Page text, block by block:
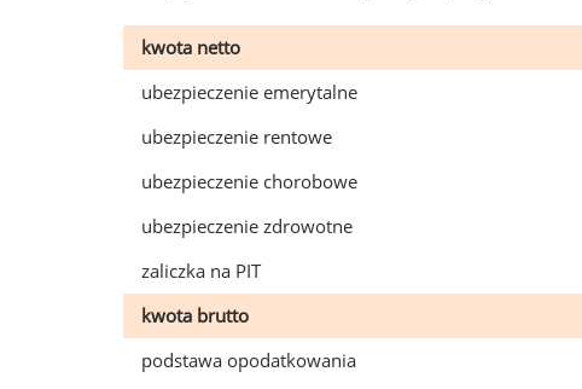
kwota netto
ubezpieczenie emerytalne
ubezpieczenie rentowe
ubezpieczenie chorobowe
ubezpieczenie zdrowotne
zaliczka na PIT
kwota brutto
podstawa opodatkowania